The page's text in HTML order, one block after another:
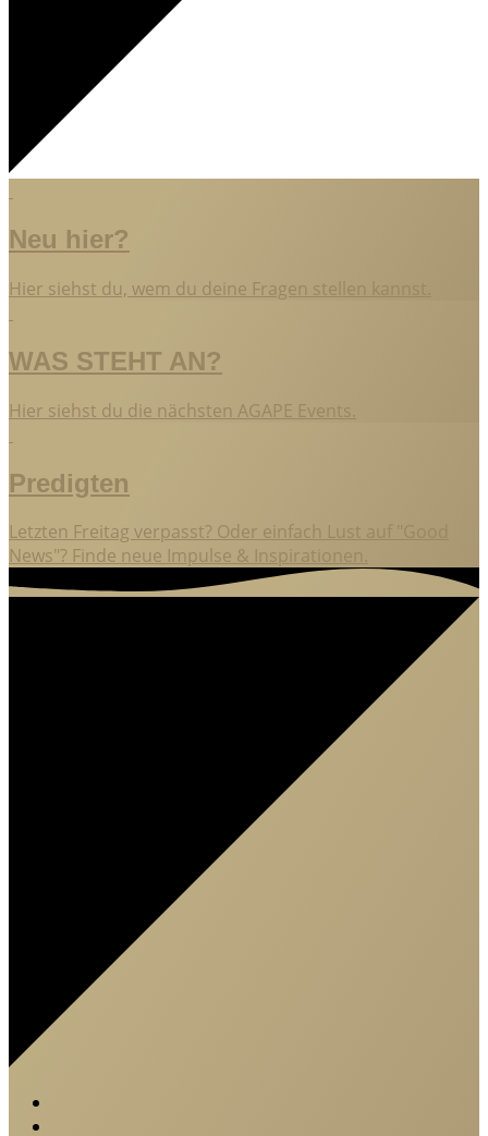
Neu hier?
Hier siehst du, wem du deine Fragen stellen kannst.
WAS STEHT AN?
Hier siehst du die nächsten AGAPE Events.
Predigten
Letzten Freitag verpasst? Oder einfach Lust auf "Good
News"? Finde neue Impulse & Inspirationen.